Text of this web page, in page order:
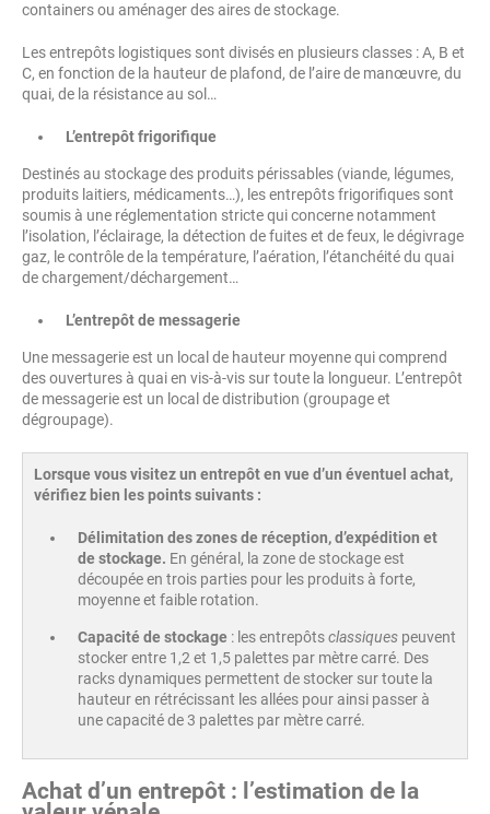
containers ou aménager des aires de stockage.
Les entrepôts logistiques sont divisés en plusieurs classes : A, B et
C, en fonction de la hauteur de plafond, de l’aire de manœuvre, du
quai, de la résistance au sol…
L’entrepôt frigorifique
Destinés au stockage des produits périssables (viande, légumes,
produits laitiers, médicaments…), les entrepôts frigorifiques sont
soumis à une réglementation stricte qui concerne notamment
l’isolation, l’éclairage, la détection de fuites et de feux, le dégivrage
gaz, le contrôle de la température, l’aération, l’étanchéité du quai
de chargement/déchargement…
L’entrepôt de messagerie
Une messagerie est un local de hauteur moyenne qui comprend
des ouvertures à quai en vis-à-vis sur toute la longueur. L’entrepôt
de messagerie est un local de distribution (groupage et
dégroupage).
Lorsque vous visitez un entrepôt en vue d’un éventuel achat,
vérifiez bien les points suivants :
Délimitation des zones de réception, d’expédition et
de stockage. En général, la zone de stockage est
découpée en trois parties pour les produits à forte,
moyenne et faible rotation.
Capacité de stockage : les entrepôtsclassiques peuvent
stocker entre 1,2 et 1,5 palettes par mètre carré. Des
racks dynamiques permettent de stocker sur toute la
hauteur en rétrécissant les allées pour ainsi passer à
une capacité de 3 palettes par mètre carré.
Achat d’un entrepôt : l’estimation de la